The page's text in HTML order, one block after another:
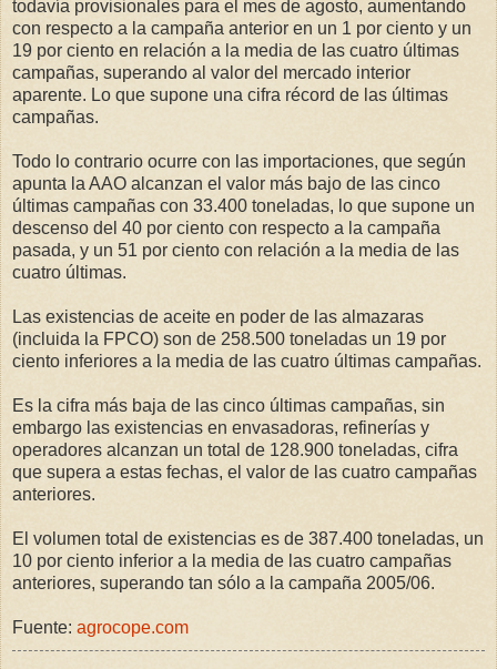
todavía provisionales para el mes de agosto, aumentando
con respecto a la campaña anterior en un 1 por ciento y un
19 por ciento en relación a la media de las cuatro últimas
campañas, superando al valor del mercado interior
aparente. Lo que supone una cifra récord de las últimas
campañas.
Todo lo contrario ocurre con las importaciones, que según
apunta la AAO alcanzan el valor más bajo de las cinco
últimas campañas con 33.400 toneladas, lo que supone un
descenso del 40 por ciento con respecto a la campaña
pasada, y un 51 por ciento con relación a la media de las
cuatro últimas.
Las existencias de aceite en poder de las almazaras
(incluida la FPCO) son de 258.500 toneladas un 19 por
ciento inferiores a la media de las cuatro últimas campañas.
Es la cifra más baja de las cinco últimas campañas, sin
embargo las existencias en envasadoras, refinerías y
operadores alcanzan un total de 128.900 toneladas, cifra
que supera a estas fechas, el valor de las cuatro campañas
anteriores.
El volumen total de existencias es de 387.400 toneladas, un
10 por ciento inferior a la media de las cuatro campañas
anteriores, superando tan sólo a la campaña 2005/06.
Fuente: agrocope.com